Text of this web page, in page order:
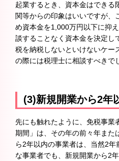
起業するとき、資本金はできる
関等からの印象はいいですが、
め資本金を1,000万円以下に抑
談することなく資本金を決定し
税を納税しないといけないケー
の際には税理士に相談すべきで
(3)新規開業から2年
先にも触れたように、免税事業
期間」は、その年の前々年また
ら2年以内の事業者は、当然2
な事業者でも、新規開業から2